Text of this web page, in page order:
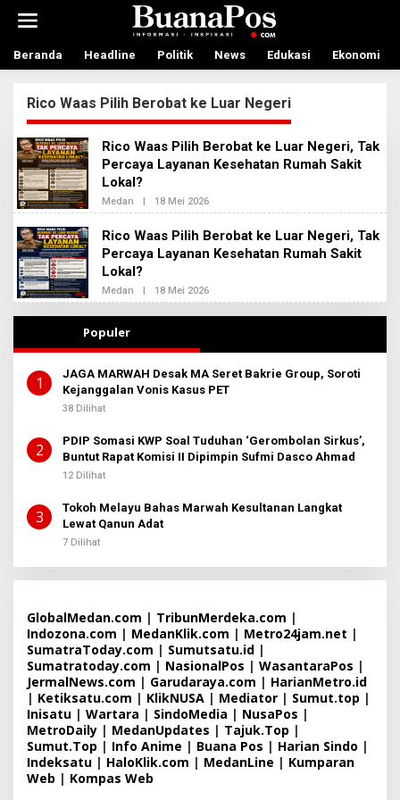
t
Beranda Headline Politik News Edukasi Ekonomi
Rico Waas Pilih Berobat ke Luar Negeri
Rico Waas Pilih Berobat ke Luar Negeri, Tak
Percaya Layanan Kesehatan Rumah Sakit
Lokal?
Medan | 18 Mei 2026
L
H
A
N
B
I
A
Rico Waas Pilih Berobat ke Luar Negeri, Tak
Percaya Layanan Kesehatan Rumah Sakit
Lokal?
Medan | 18 Mei 2026
L
E
E
A
K
Populer
1
JAGA MARWAH Desak MA Seret Bakrie Group, Soroti
Kejanggalan Vonis Kasus PET
38 Dilihat
2
PDIP Somasi KWP Soal Tuduhan ‘Gerombolan Sirkus’,
Buntut Rapat Komisi II Dipimpin Sufmi Dasco Ahmad
12 Dilihat
3
Tokoh Melayu Bahas Marwah Kesultanan Langkat
Lewat Qanun Adat
7 Dilihat
GlobalMedan.com | TribunMerdeka.com |
Indozona.com | MedanKlik.com | Metro24jam.net |
SumatraToday.com | Sumutsatu.id |
Sumatratoday.com | NasionalPos | WasantaraPos |
JermalNews.com | Garudaraya.com | HarianMetro.id
| Ketiksatu.com | KlikNUSA | Mediator | Sumut.top |
Inisatu | Wartara | SindoMedia | NusaPos |
MetroDaily | MedanUpdates | Tajuk.Top |
Sumut.Top | Info Anime | Buana Pos | Harian Sindo |
Indeksatu | HaloKlik.com | MedanLine | Kumparan
Web | Kompas Web